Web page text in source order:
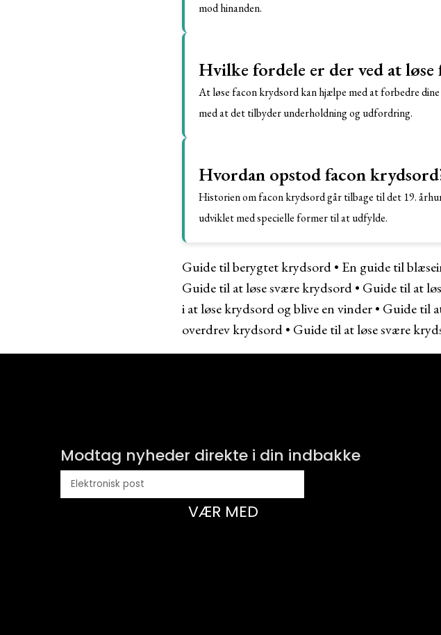
mod hinanden.
Hvilke fordele er der ved at
At løse facon krydsord kan hjælpe med at forbedre
med at det tilbyder underholdning og udfordring.
Hvordan opstod facon
Historien om facon krydsord går tilbage til det 19.
udviklet med specielle former til at udfylde.
Guide til berygtet krydsord• En guide til
Guide til at løse svære krydsord• Guide til at
i at løse krydsord og blive en vinder• Guide til
overdrev krydsord• Guide til at løse svære
Modtag nyheder direkte i din indbakke
VÆR MED